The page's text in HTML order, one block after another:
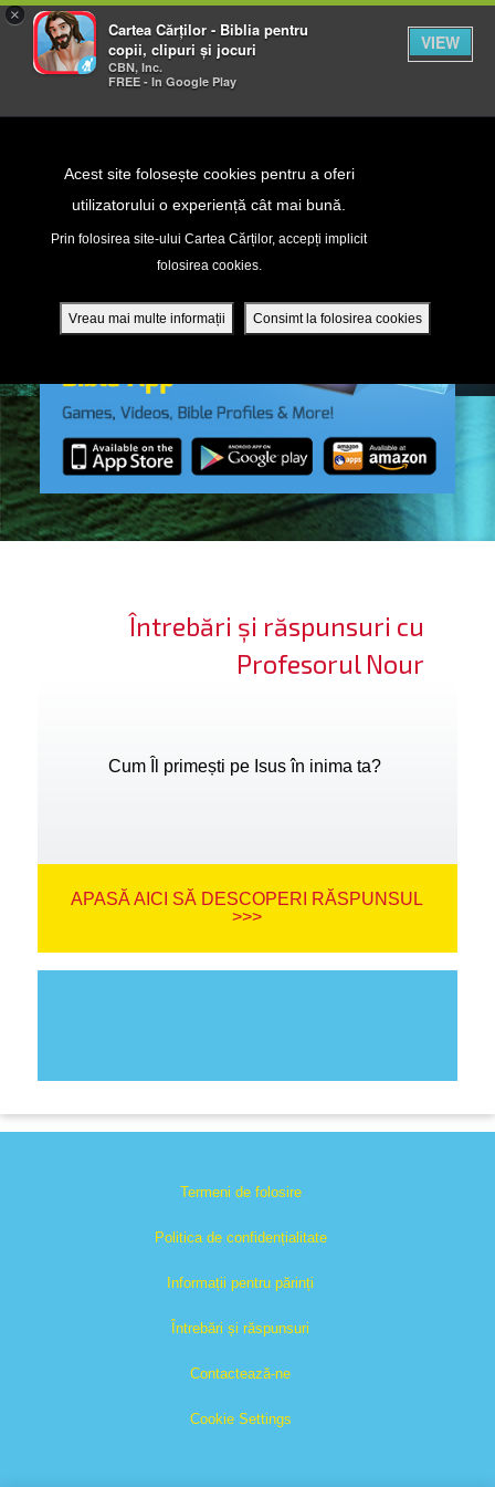
×
Cartea Cărților - Biblia pentru
copii, clipuri și jocuri
CBN, Inc.
FREE - In Google Play
VIEW
Acest site folosește cookies pentru a oferi
utilizatorului o experiență cât mai bună.
Prin folosirea site-ului Cartea Cărților, accepți implicit
folosirea cookies.
Vreau mai multe informații Consimt la folosirea cookies
DVD - Sezoane 1-4
mobilă
te
Întrebări și răspunsuri cu
Profesorul Nour
Cum Îl primești pe Isus în inima ta?
APASĂ AICI SĂ DESCOPERI RĂSPUNSUL
>>>
Termeni de folosire
Politica de confidențialitate
Informații pentru părinți
Întrebări și răspunsuri
Contactează-ne
Cookie Settings